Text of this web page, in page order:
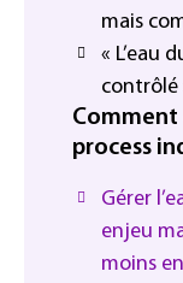
mais
« L’eau
contrôlé
Comment
process
Gérer
enjeu
moins